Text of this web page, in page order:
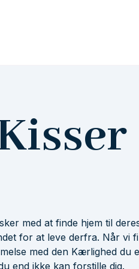
med at finde hjem til
for at leve derfra. Når vi
med den Kærlighed du
end ikke kan forstille dig.